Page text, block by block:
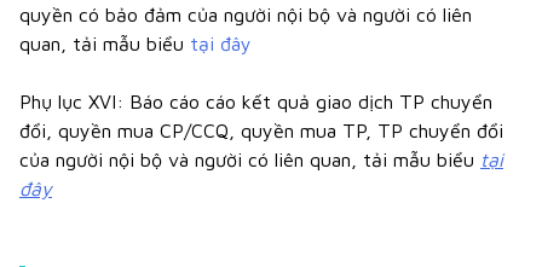
quyền có bảo đảm của người nội bộ và người có liên
quan, tải mẫu biểu tại đây
Phụ lục XVI: Báo cáo cáo kết quả giao dịch TP chuyển
đổi, quyền mua CP/CCQ, quyền mua TP, TP chuyển đổi
của người nội bộ và người có liên quan, tải mẫu biểu tại
đây